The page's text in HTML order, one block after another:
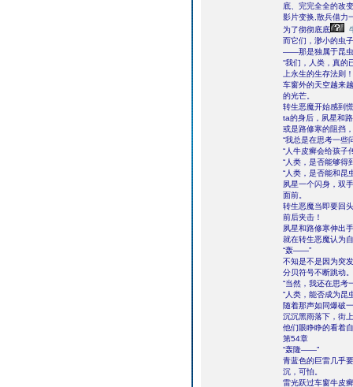
底、完完全全的改
影片变换,散兵借力
为了彻彻底底
而它们，渺小的虫
——那是独属于昆虫
“我们，人类，真的
上永生的生存法则
车窗外的天空越来
的光芒。
转生恶魔开始感到
ta的身后，夙星和
或是路修寒的阻挡
“我总是在思考一些
“人牛皮癣会给孩子
“人类，是否能够得
“人类，是否能和昆
夙星一个闪身，双
面前。
转生恶魔当即要回
前后夹击！
夙星和路修寒伸出
就在转生恶魔认为
“轰——”
不知是不是因为突
分贝符号不断跳动。
“当然，我还在思考
“人类，能否成为昆
随着那声如同爆破
沉沉黑雨落下，街
他们眼睁睁的看着
第54章
“轰隆——”
青蓝色的巨雷几乎
沉，可怕。
雷光跃过车窗牛皮